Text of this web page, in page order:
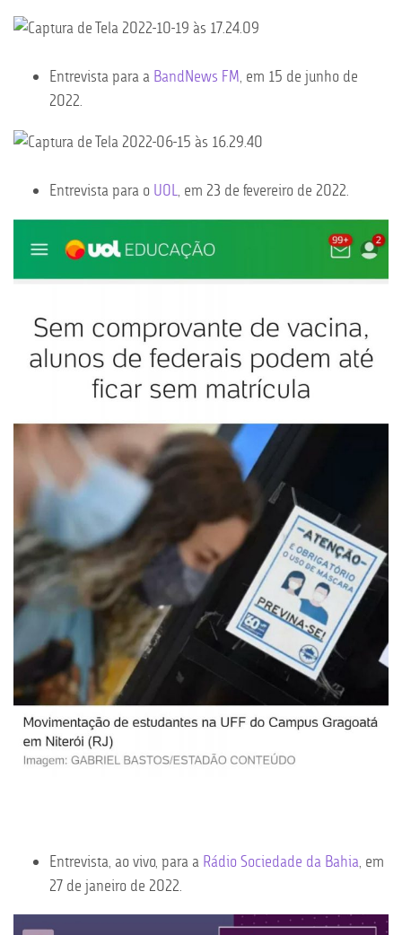
Entrevista para a BandNews FM, em 15 de junho de
2022.
Entrevista para o UOL, em 23 de fevereiro de 2022.
Entrevista, ao vivo, para a Rádio Sociedade da Bahia, em
27 de janeiro de 2022.